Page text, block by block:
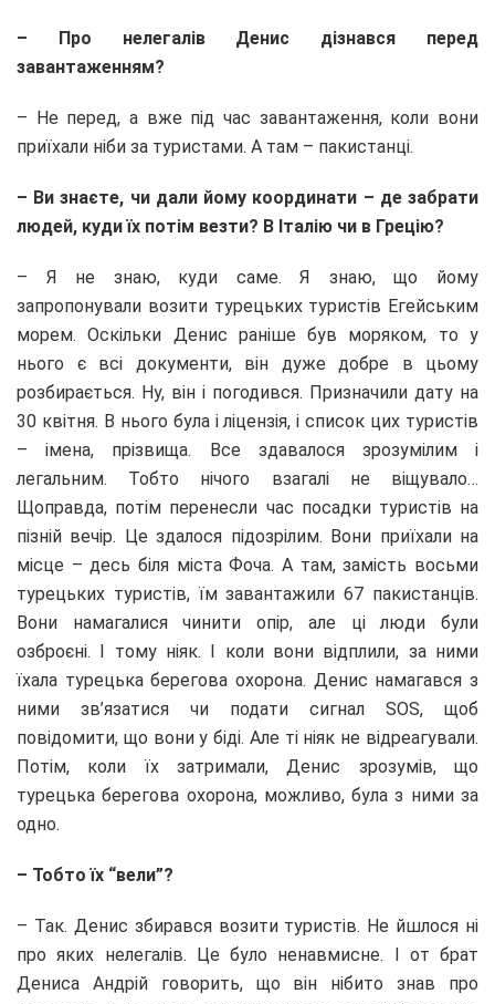
– Про нелегалів Денис дізнався перед
завантаженням?
– Не перед, а вже під час завантаження, коли вони
приїхали ніби за туристами. А там – пакистанці.
– Ви знаєте, чи дали йому координати – де забрати
людей, куди їх потім везти? В Італію чи в Грецію?
– Я не знаю, куди саме. Я знаю, що йому
запропонували возити турецьких туристів Егейським
морем. Оскільки Денис раніше був моряком, то у
нього є всі документи, він дуже добре в цьому
розбирається. Ну, він і погодився. Призначили дату на
30 квітня. В нього була і ліцензія, і список цих туристів
– імена, прізвища. Все здавалося зрозумілим і
легальним. Тобто нічого взагалі не віщувало…
Щоправда, потім перенесли час посадки туристів на
пізній вечір. Це здалося підозрілим. Вони приїхали на
місце – десь біля міста Фоча. А там, замість восьми
турецьких туристів, їм завантажили 67 пакистанців.
Вони намагалися чинити опір, але ці люди були
озброєні. І тому ніяк. І коли вони відплили, за ними
їхала турецька берегова охорона. Денис намагався з
ними зв’язатися чи подати сигнал SOS, щоб
повідомити, що вони у біді. Але ті ніяк не відреагували.
Потім, коли їх затримали, Денис зрозумів, що
турецька берегова охорона, можливо, була з ними за
одно.
– Тобто їх “вели”?
– Так. Денис збирався возити туристів. Не йшлося ні
про яких нелегалів. Це було ненавмисне. І от брат
Дениса Андрій говорить, що він нібито знав про